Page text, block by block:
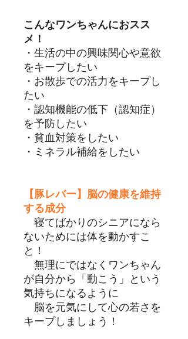
こんなワンちゃんにおスス
メ！
・生活の中の興味関心や意欲
をキープしたい
・お散歩での活力をキープし
たい
・認知機能の低下（認知症）
を予防したい
・貧血対策をしたい
・ミネラル補給をしたい
【豚レバー】脳の健康を維持
する成分
寝てばかりのシニアになら
ないためには体を動かすこ
と！
無理にではなくワンちゃん
が自分から「動こう」という
気持ちになるように
脳を元気にして心の若さを
キープしましょう！